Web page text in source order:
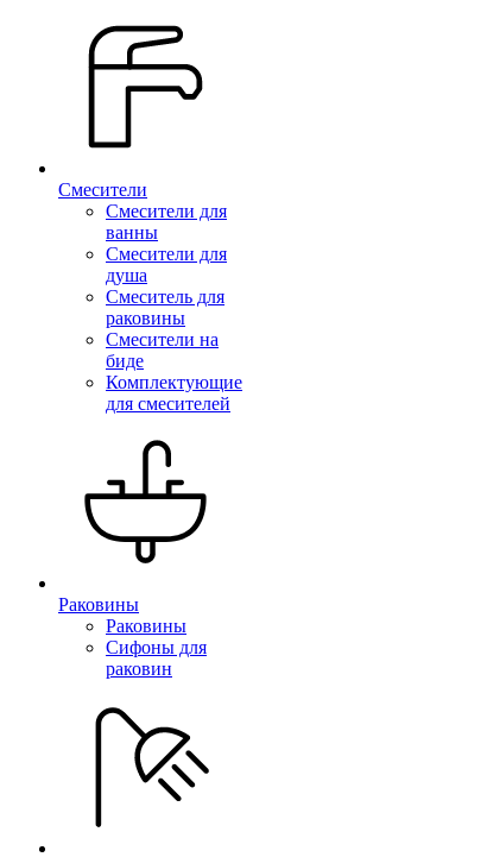
Смесители
Смесители для
ванны
Смесители для
душа
Смеситель для
раковины
Смесители на
биде
Комплектующие
для смесителей
Раковины
Раковины
Сифоны для
раковин